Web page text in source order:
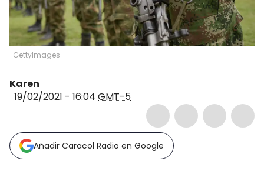
GettyImages
Karen
19/02/2021 - 16:04 GMT-5
Añadir Caracol Radio en Google